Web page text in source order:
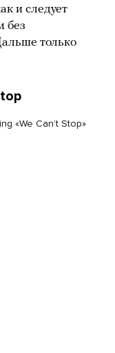
и следует
без
только
«We Canʼt Stop»